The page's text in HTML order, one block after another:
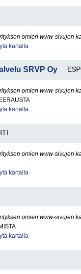
omien www-sivujen
kartalla
SRVP Oy
omien www-sivujen
kartalla
omien www-sivujen
kartalla
omien www-sivujen
kartalla